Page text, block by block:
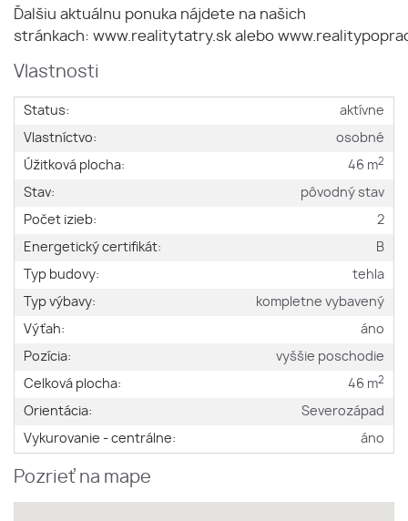
Ďalšiu aktuálnu ponuka nájdete na našich
stránkach: www.realitytatry.sk alebo
Vlastnosti
Status:
aktívne
Vlastníctvo:
osobné
Úžitková plocha:
46 m2
Stav:
pôvodný stav
Počet izieb:
2
Energetický certifikát:
B
Typ budovy:
tehla
Typ výbavy:
kompletne vybavený
Výťah:
áno
Pozícia:
vyššie poschodie
Celková plocha:
46 m2
Orientácia:
Severozápad
Vykurovanie - centrálne:
áno
Pozrieť na mape